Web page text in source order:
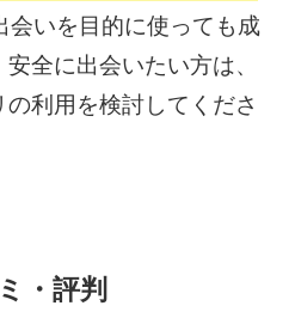
会いを目的に使っても成
全に出会いたい方は、
利用を検討してくださ
・評判